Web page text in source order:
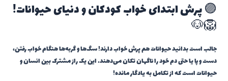
🟣 پرش ابتدای خواب کودکان و دنیای حیوانات!
🦁🐶
جالب است بدانید حیوانات هم پرش خواب دارند! سگ‌ها و گربه‌ها هنگام خواب رفتن،
دست و پا یا حتی دم خود را ناگهان تکان می‌دهند. این یک راز مشترک بین انسان و
حیوانات است که از تکامل به یادگار مانده!